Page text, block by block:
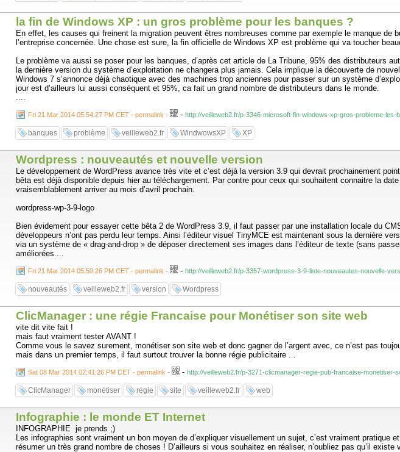
la fin de Windows XP : un gros problème pour les banques ?
En effet, les causes qui freinent la migration peuvent êtres nombreuses comme par exemple le manque de
l’entreprise concernée. Une chose est sure, la fin officielle de Windows XP est problème qui va toucher
Le problème va aussi se poser pour les banques, d’après cet article de La Tribune, 95% des distributeurs
la dernière version du système d’exploitation ne changera plus jamais. Cela implique la découverte de
Windows 7 s’annonce déjà chaotique avec des machines trop anciennes pour passer sur un système
jour est d’ailleurs lui aussi conséquent et 95%, ca fait un grand nombre de distributeurs dans le monde.
....
Fri 21 Mar 2014 05:54:27 PM CET - permalink - - http://veilleweb2.fr/p-3346-microsoft-fin-windows-xp-gros-probleme-les-
banques problème veilleweb2.fr WindwowsXP XP
Wordpress : nouveautés et nouvelle version
Le développement de WordPress avance très vite et c’est déjà la version 3.9 qui devrait prochainement
bêta est déjà disponible depuis hier au téléchargement. Par contre pour ceux qui souhaitent connaitre la
vraisemblablement arriver au mois d’avril prochain.
wordpress-wp-3-9-logo
Bien évidement pour essayer cette bêta 2 de WordPress 3.9, il faut passer par une installation locale du
développeurs n’ont pas perdu leur temps. Ainsi l’éditeur visuel TinyMCE est maintenant sous la dernière
via un système de « drag-and-drop » de déposer directement ses images dans l’éditeur de texte (sans
améliorées....
Fri 21 Mar 2014 05:50:26 PM CET - permalink - - http://veilleweb2.fr/p-3357-wordpress-3-9-liste-nouveautes-nouvelle-
nouveautés veilleweb2.fr version Wordpress
ClicManager : une régie Francaise pour Monétiser son site web
vite dit vite fait !
mais faut vraiment tester AVANT !
Comme vous le savez surement, monétiser son site web et donc gagner de l’argent avec, ce n’est pas
mais dans un premier temps, il faut surtout trouver la bonne régie publicitaire ...
Sat 08 Mar 2014 02:41:26 PM CET - permalink - - http://veilleweb2.fr/p-3271-clicmanager-regie-pub-francaise-monetiser-
ClicManager monétiser régie site veilleweb2.fr web
Infographie : le monde ET Internet
INFOGRAPHIE je prends ;)
Les infographies sont vraiment un bon moyen de d’expliquer visuellement un sujet, c’est vraiment pratique
résumer un très grand nombre de choses ! D’ailleurs si vous souhaitez en réaliser, n’oubliez pas qu’il existe